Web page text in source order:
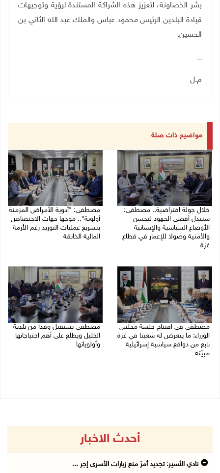
بشر الخصاونة، لتعزيز هذه الشراكة المستندة لرؤية وتوجيهات
قيادة البلدين الرئيس محمود عباس والملك عبد الله الثاني بن
الحسين.
ـــــ
م.ل
مواضيع ذات صلة
خلال جولة افتراضية.. مصطفى:
سنبذل أقصى الجهود لتحسن
الأوضاع السياسية والإنسانية
والأمنية وصولا للإعمار في قطاع
غزة
مصطفى: "أدوية الأمراض المزمنة
أولوية".. موجها جهات الاختصاص
بتسريع عمليات التوريد رغم الأزمة
المالية الخانقة
مصطفى في افتتاح جلسة مجلس
الوزراء: ما يتعرض له شعبنا في غزة
نابع من دوافع سياسية إسرائيلية
مبيّتة
مصطفى يستقبل وفدا من بلدية
الخليل ويطلع على أهم احتياجاتها
وأولوياتها
أحدث الاخبار
نادي الأسير: تجديد أمرَ منع زيارات الأسرى إجر ...